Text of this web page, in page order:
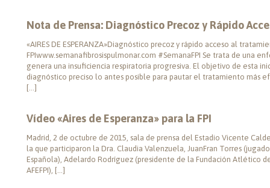
Nota de Prensa: Diagnóstico Precoz y Rápido
«AIRES DE ESPERANZA»Diagnóstico precoz y rápido acceso al
FPIwww.semanafibrosispulmonar.com #SemanaFPI Se trata de una
genera una insuficiencia respiratoria progresiva. El objetivo de esta
diagnóstico preciso lo antes posible para pautar el tratamiento más
[…]
Vídeo «Aires de Esperanza» para la FPI
Madrid, 2 de octubre de 2015, sala de prensa del Estadio Vicente
la que participaron la Dra. Claudia Valenzuela, JuanFran Torres
Española), Adelardo Rodríguez (presidente de la Fundación Atlético
AFEFPI), […]